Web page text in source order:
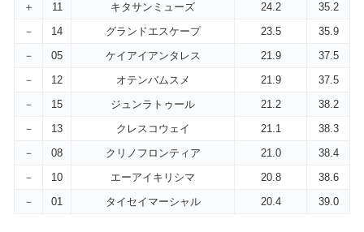
＋
11 キタサンミューズ 24.2
35.2
－
14 グランドエスケープ 23.5
35.9
－
05 ケイアイアンタレス 21.9
37.5
－
12 オテンバムスメ 21.9
37.5
－
15 ジュンラトゥール 21.2
38.2
－
13 クレスコウェイ 21.1
38.3
－
08 クリノフロンティア 21.0
38.4
－
10 エーアイキリシマ 20.8
38.6
－
01 タイセイマーシャル 20.4 39.0